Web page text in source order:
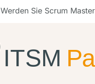
Werden Sie Scrum